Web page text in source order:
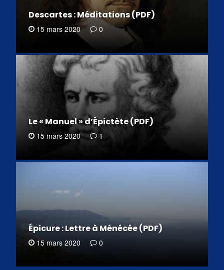
Descartes : Méditations (PDF)
15 mars 2020 0
Le « Manuel » d’Épictète (PDF)
15 mars 2020 1
Épicure : Lettre à Ménécée (PDF)
15 mars 2020 0